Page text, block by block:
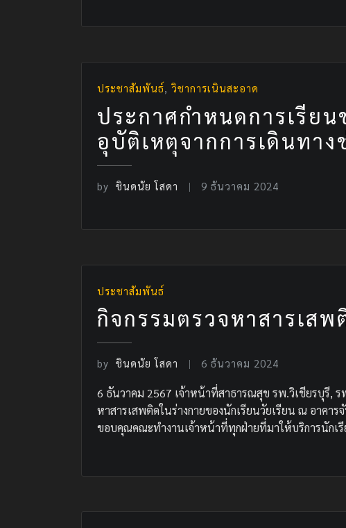
ประชาสัมพันธ์, วิชาการเนินสะอาด
ประกาศกำหนดการเรีย
อุบัติเหตุจากการเดินทา
by ชินดนัย โสดา 9 ธันวาคม 2024
ประชาสัมพันธ์
กิจกรรมตรวจหาสารเส
by ชินดนัย โสดา 6 ธันวาคม 2024
6 ธันวาคม 2567 เจ้าหน้าที่สาธารณสุข รพ.วิเชียรบุรี,
หาสารเสพติดในร่างกายของนักเรียนวัยเรียน ณ อาคา
ขอบคุณคณะทำงานเจ้าหน้าที่ทุกฝ่ายที่มาให้บริการนักเ